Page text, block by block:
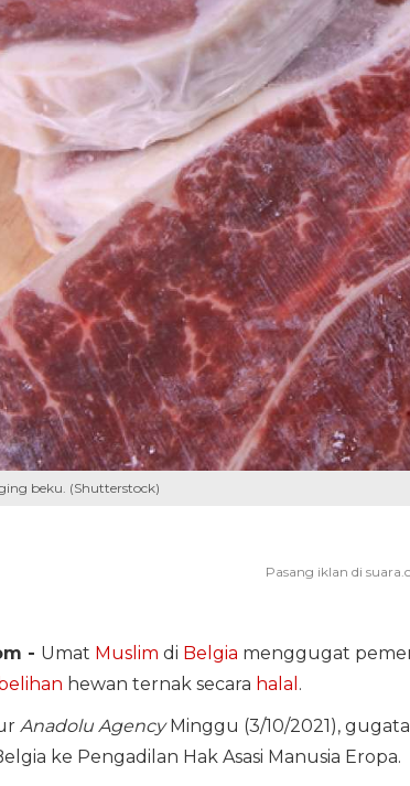
beku. (Shutterstock)
- Umat Muslim di Belgia menggugat
hewan ternak secara halal .
Anadolu AgencyMinggu (3/10/2021),
ke Pengadilan Hak Asasi Manusia Eropa.